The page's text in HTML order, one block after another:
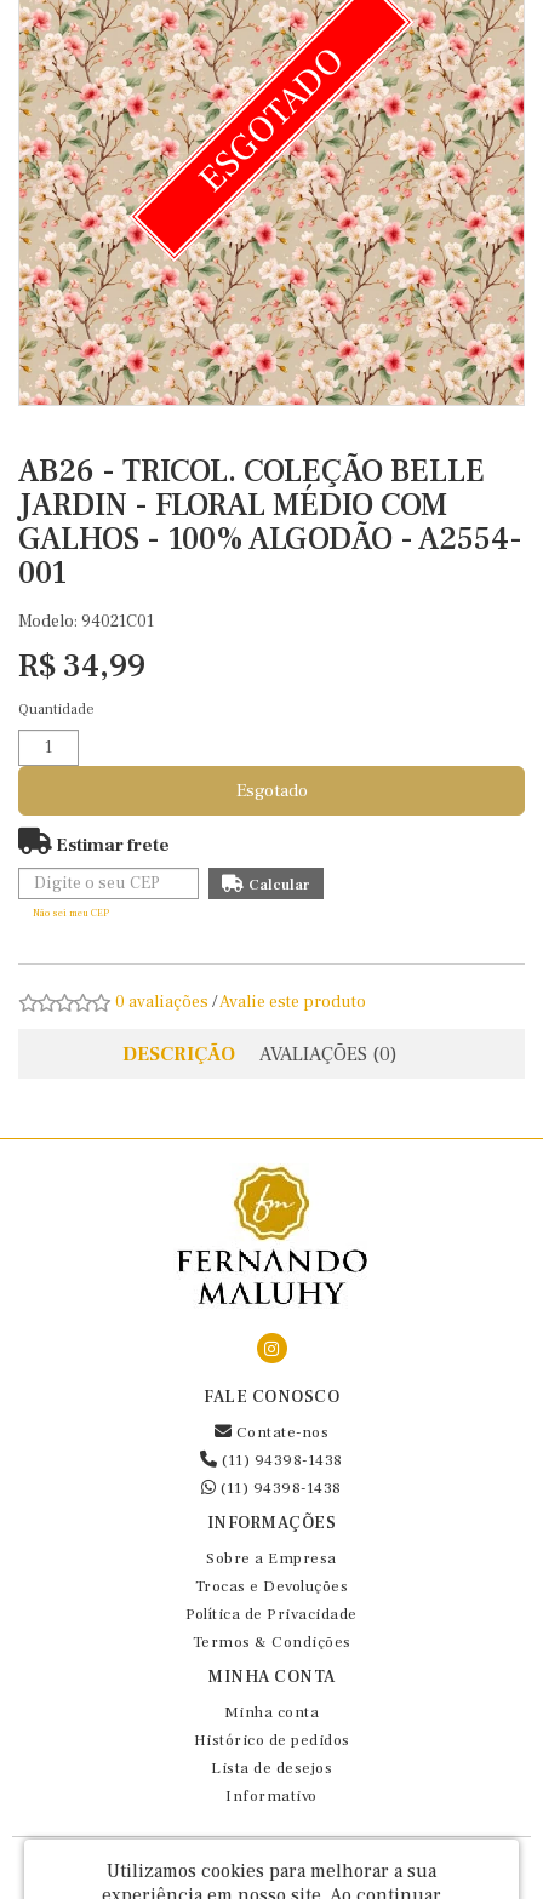
ESGOTADO
AB26 - TRICOL. COLEÇÃO BELLE
JARDIN - FLORAL MÉDIO COM
GALHOS - 100% ALGODÃO - A2554-
001
Modelo: 94021C01
R$ 34,99
Quantidade
Esgotado
Estimar frete
Não sei meu CEP
0 avaliações /Avalie este produto
DESCRIÇÃO AVALIAÇÕES (0)
FALE CONOSCO
Contate-nos
(11) 94398-1438
(11) 94398-1438
INFORMAÇÕES
Sobre a Empresa
Trocas e Devoluções
Política de Privacidade
Termos & Condições
MINHA CONTA
Minha conta
Histórico de pedidos
Lista de desejos
Informativo
Fernando Maluhy Cia Ltda - CNPJ: 60.458.825/0001-86
Rua Dr Euclydes da Cunha, 47 - Brás - São Paulo / SP - CEP 03016-030
Utilizamos cookies para melhorar a sua